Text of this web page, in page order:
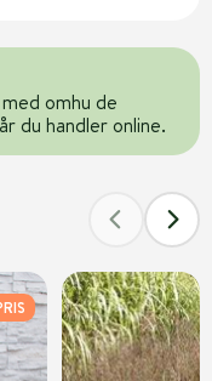
omhu de
du handler online.